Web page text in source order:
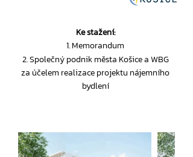
Ke stažení:
1. Memorandum
2. Společný podnik města Košice a WBG
za účelem realizace projektu nájemního
bydlení